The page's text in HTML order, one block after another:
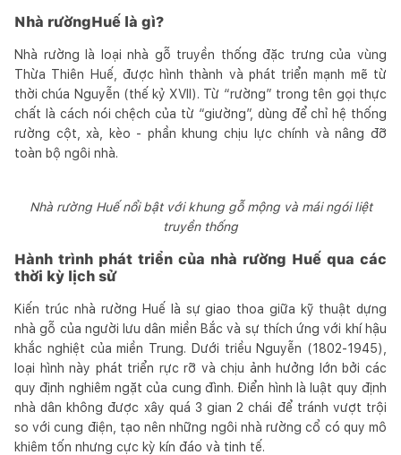
Nhà rườngHuế là gì?
Nhà rường là loại nhà gỗ truyền thống đặc trưng của vùng
Thừa Thiên Huế, được hình thành và phát triển mạnh mẽ từ
thời chúa Nguyễn (thế kỷ XVII). Từ “rường” trong tên gọi thực
chất là cách nói chệch của từ “giường”, dùng để chỉ hệ thống
rường cột, xà, kèo - phần khung chịu lực chính và nâng đỡ
toàn bộ ngôi nhà.
Nhà rường Huế nổi bật với khung gỗ mộng và mái ngói liệt
truyền thống
Hành trình phát triển của nhà rường Huế qua các
thời kỳ lịch sử
Kiến trúc nhà rường Huế là sự giao thoa giữa kỹ thuật dựng
nhà gỗ của người lưu dân miền Bắc và sự thích ứng với khí hậu
khắc nghiệt của miền Trung. Dưới triều Nguyễn (1802-1945),
loại hình này phát triển rực rỡ và chịu ảnh hưởng lớn bởi các
quy định nghiêm ngặt của cung đình. Điển hình là luật quy định
nhà dân không được xây quá 3 gian 2 chái để tránh vượt trội
so với cung điện, tạo nên những ngôi nhà rường cổ có quy mô
khiêm tốn nhưng cực kỳ kín đáo và tinh tế.